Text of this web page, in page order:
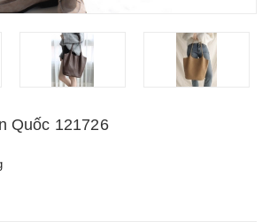
Quốc 121726